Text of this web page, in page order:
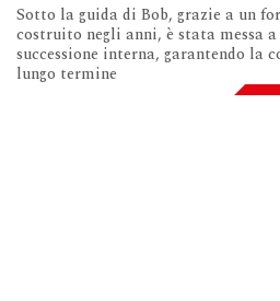
Sotto la guida di Bob, grazie a un
costruito negli anni, è stata messa
successione interna, garantendo la
lungo termine